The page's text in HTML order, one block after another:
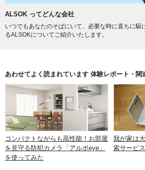
ALSOK ってどんな会社
いつでもあなたのそばにいて、必要な時に直ちに駆
るALSOKについてご紹介いたします。
あわせてよく読まれています 体験レポート・関
コンパクトながらも高性能！お部屋
を見守る防犯カメラ「アルボeye」
を使ってみた
我が家は
索サービ